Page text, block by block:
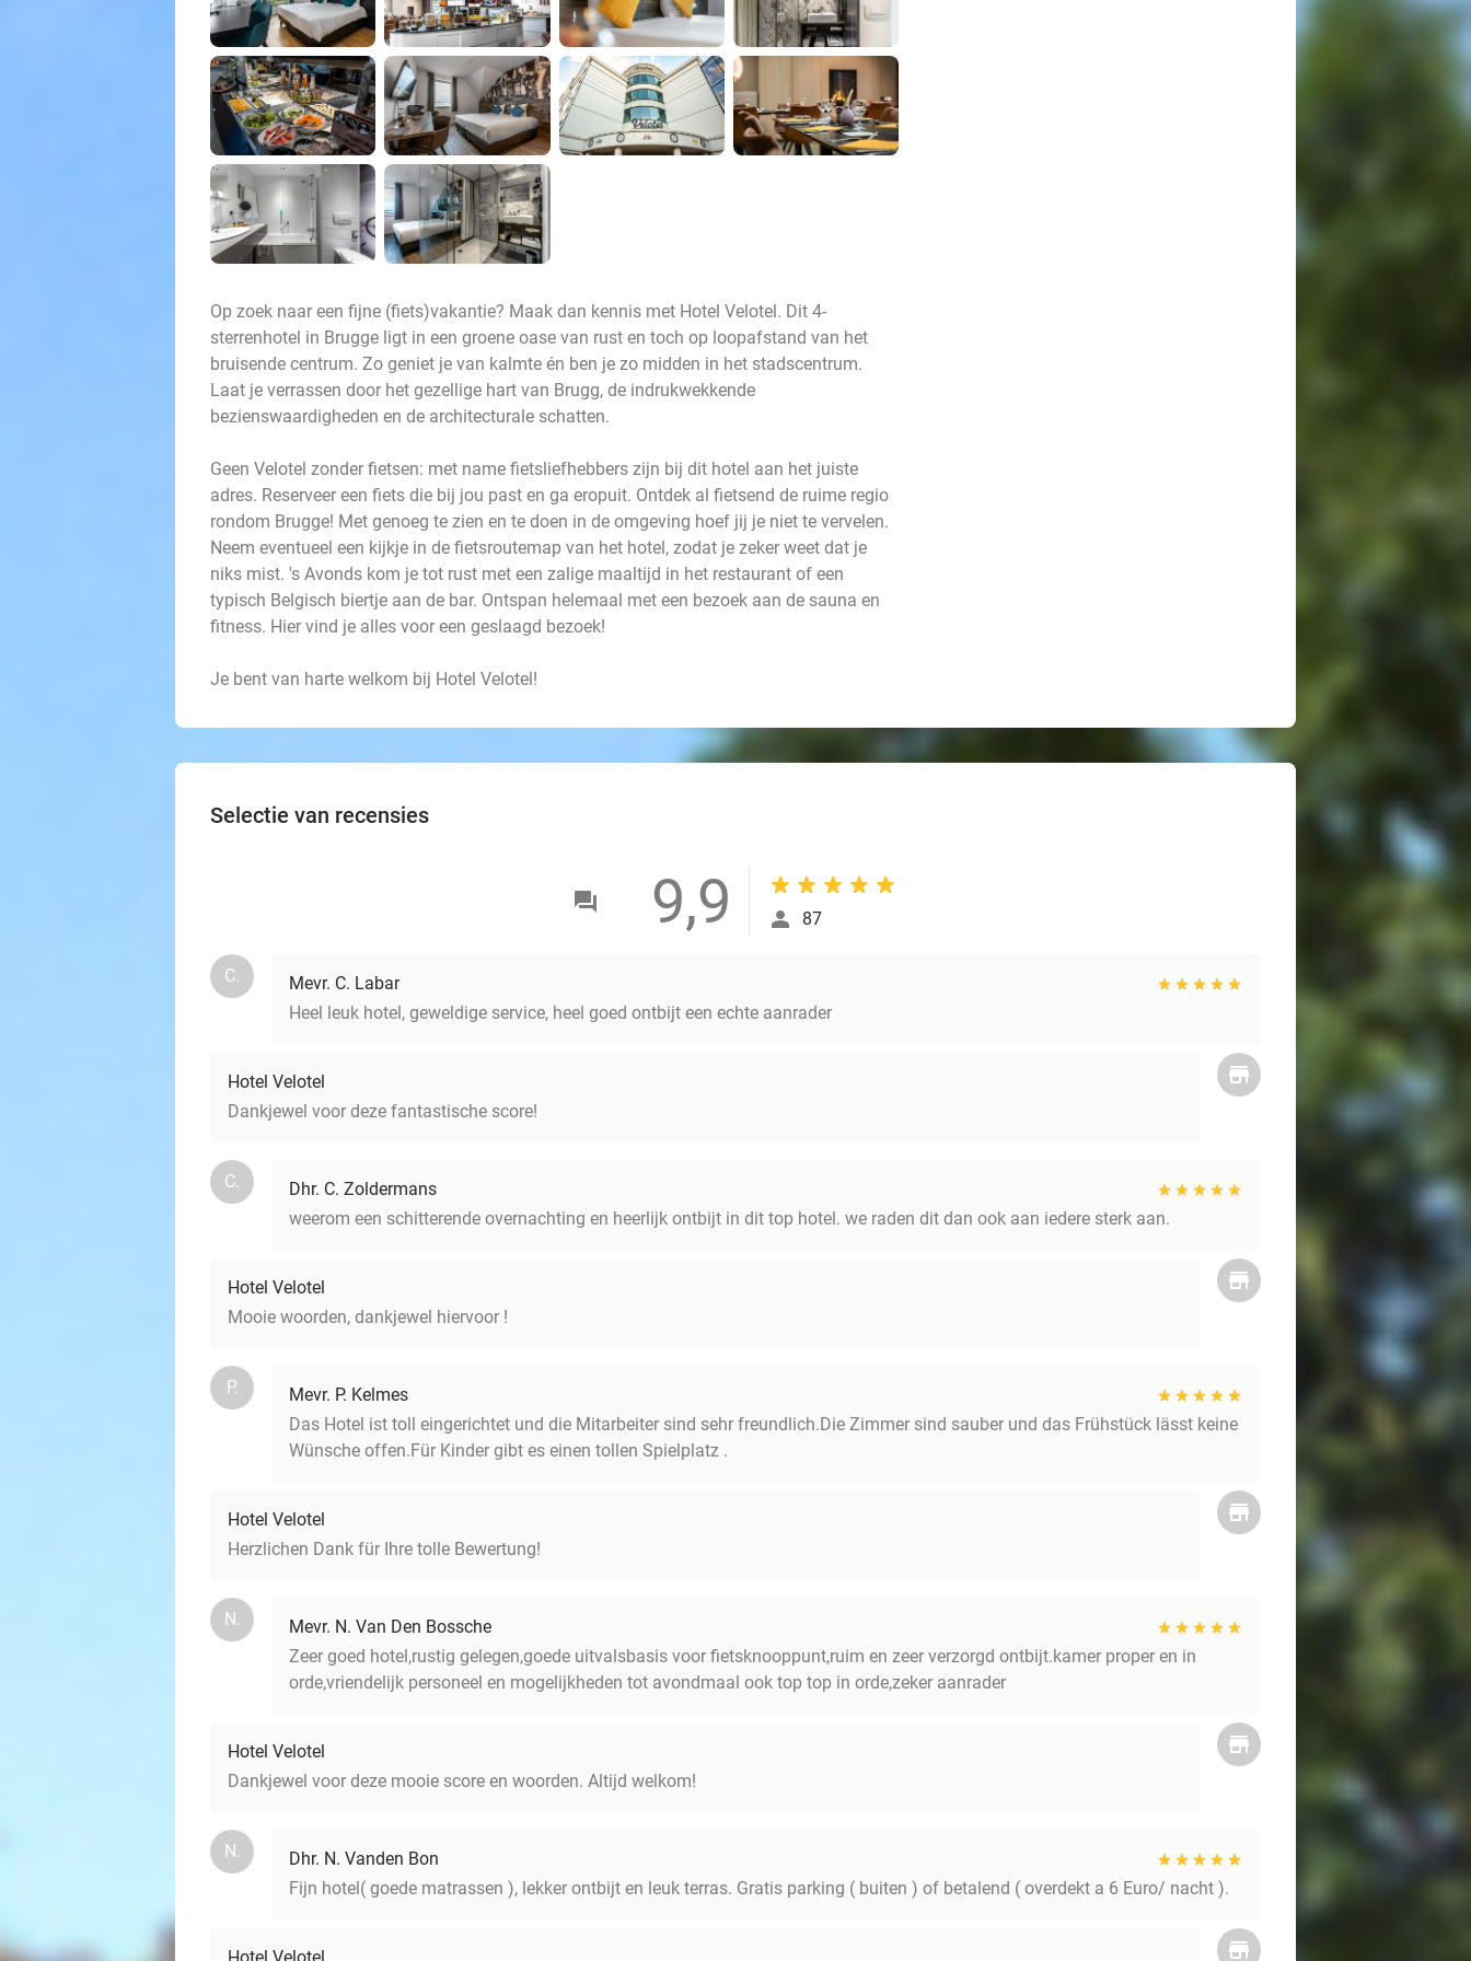
Op zoek naar een fijne (fiets)vakantie? Maak dan kennis met Hotel Velotel. Dit 4-
sterrenhotel in Brugge ligt in een groene oase van rust en toch op loopafstand van het
bruisende centrum. Zo geniet je van kalmte én ben je zo midden in het stadscentrum.
Laat je verrassen door het gezellige hart van Brugg, de indrukwekkende
bezienswaardigheden en de architecturale schatten.
Geen Velotel zonder fietsen: met name fietsliefhebbers zijn bij dit hotel aan het juiste
adres. Reserveer een fiets die bij jou past en ga eropuit. Ontdek al fietsend de ruime regio
rondom Brugge! Met genoeg te zien en te doen in de omgeving hoef jij je niet te vervelen.
Neem eventueel een kijkje in de fietsroutemap van het hotel, zodat je zeker weet dat je
niks mist. 's Avonds kom je tot rust met een zalige maaltijd in het restaurant of een
typisch Belgisch biertje aan de bar. Ontspan helemaal met een bezoek aan de sauna en
fitness. Hier vind je alles voor een geslaagd bezoek!
Je bent van harte welkom bij Hotel Velotel!
Selectie van recensies
9,9 87
C.
Mevr. C. Labar
Heel leuk hotel, geweldige service, heel goed ontbijt een echte aanrader
Hotel Velotel
Dankjewel voor deze fantastische score!
C.
Dhr. C. Zoldermans
weerom een schitterende overnachting en heerlijk ontbijt in dit top hotel. we raden dit dan ook aan iedere sterk aan.
Hotel Velotel
Mooie woorden, dankjewel hiervoor !
P.
Mevr. P. Kelmes
Das Hotel ist toll eingerichtet und die Mitarbeiter sind sehr freundlich.Die Zimmer sind sauber und das Frühstück lässt keine
Wünsche offen.Für Kinder gibt es einen tollen Spielplatz .
Hotel Velotel
Herzlichen Dank für Ihre tolle Bewertung!
N.
Mevr. N. Van Den Bossche
Zeer goed hotel,rustig gelegen,goede uitvalsbasis voor fietsknooppunt,ruim en zeer verzorgd ontbijt.kamer proper en in
orde,vriendelijk personeel en mogelijkheden tot avondmaal ook top top in orde,zeker aanrader
Hotel Velotel
Dankjewel voor deze mooie score en woorden. Altijd welkom!
N.
Dhr. N. Vanden Bon
Fijn hotel( goede matrassen ), lekker ontbijt en leuk terras. Gratis parking ( buiten ) of betalend ( overdekt a 6 Euro/ nacht ).